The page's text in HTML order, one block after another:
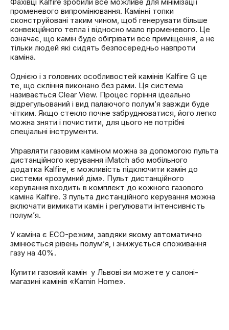
Фахівці Kalfire зробили все можливе для мінімізації
променевого випромінювання. Камінні топки
сконструйовані таким чином, щоб генерувати більше
конвекційного тепла і відносно мало променевого. Це
означає, що камін буде обігрівати все приміщення, а не
тільки людей які сидять безпосередньо навпроти
каміна.
Однією і з головних особливостей камінів Kalfire G це
те, що скління виконано без рами. Ця система
називається Clear View. Процес горіння ідеально
відрегульований і вид палаючого полум’я завжди буде
чітким. Якщо стекло почне забруднюватися, його легко
можна зняти і почистити, для цього не потрібні
спеціальні інструменти.
Управляти газовим каміном можна за допомогою пульта
дистанційного керування iMatch або мобільного
додатка Kalfire, є можливість підключити камін до
системи «розумний дім». Пульт дистанційного
керування входить в комплект до кожного газового
каміна Kalfire. З пульта дистанційного керування можна
включати вимикати камін і регулювати інтенсивність
полум’я.
У каміна є ECO-режим, завдяки якому автоматично
змінюється рівень полум’я, і ​​знижується споживання
газу на 40%.
Купити газовий камін у Львові ви можете у салоні-
магазині камінів «Kamin Home».